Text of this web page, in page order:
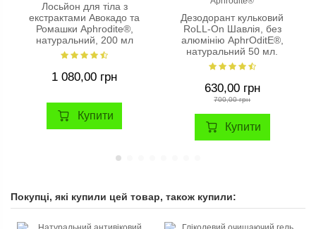
Лосьйон для тіла з
екстрактами Авокадо та
Ромашки Aphrodite®,
натуральний, 200 мл
1 080,00 грн
Купити
Дезодорант кульковий
RoLL-On Шавлія, без
алюмінію AphrOditE®,
натуральний 50 мл.
630,00 грн
700,00 грн
Купити
Покупці, які купили цей товар, також купили: